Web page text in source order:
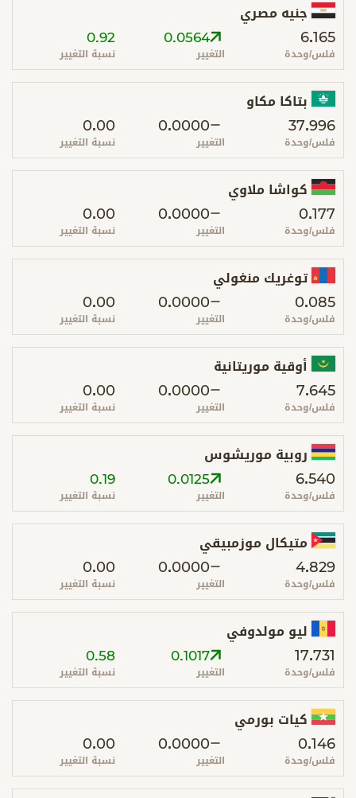
جنيه مصري
6.165
فلس/وحدة
0.0564
التغيير
0.92
نسبة التغيير
بتاكا مكاو
37.996
فلس/وحدة
0.0000
التغيير
0.00
نسبة التغيير
كواشا ملاوي
0.177
فلس/وحدة
0.0000
التغيير
0.00
نسبة التغيير
توغريك منغولي
0.085
فلس/وحدة
0.0000
التغيير
0.00
نسبة التغيير
أوقية موريتانية
7.645
فلس/وحدة
0.0000
التغيير
0.00
نسبة التغيير
روبية موريشوس
6.540
فلس/وحدة
0.0125
التغيير
0.19
نسبة التغيير
متيكال موزمبيقي
4.829
فلس/وحدة
0.0000
التغيير
0.00
نسبة التغيير
ليو مولدوفي
17.731
فلس/وحدة
0.1017
التغيير
0.58
نسبة التغيير
كيات بورمي
0.146
فلس/وحدة
0.0000
التغيير
0.00
نسبة التغيير